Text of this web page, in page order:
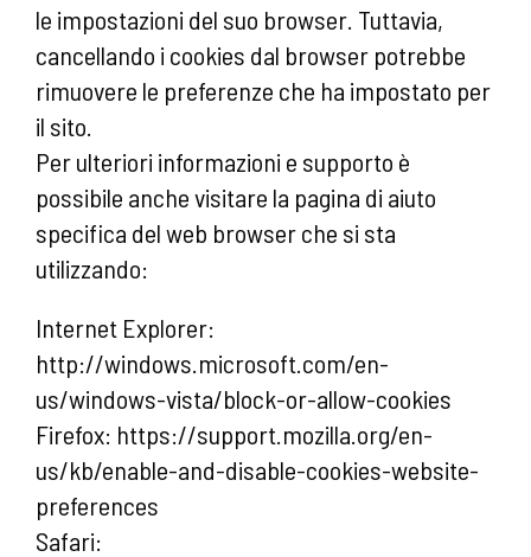
le impostazioni del suo browser. Tuttavia,
cancellando i cookies dal browser potrebbe
rimuovere le preferenze che ha impostato per
il sito.
Per ulteriori informazioni e supporto è
possibile anche visitare la pagina di aiuto
specifica del web browser che si sta
utilizzando:
Internet Explorer:
http://windows.microsoft.com/en-
us/windows-vista/block-or-allow-cookies
Firefox: https://support.mozilla.org/en-
us/kb/enable-and-disable-cookies-website-
preferences
Safari: